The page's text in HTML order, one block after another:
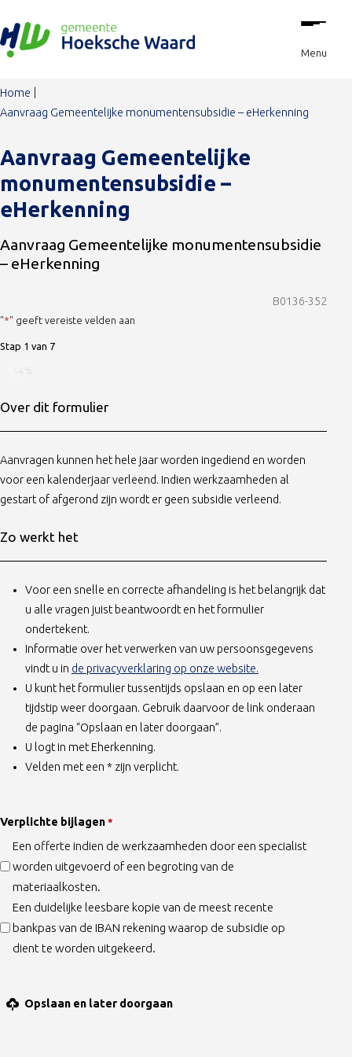
Menu
Home
Aanvraag Gemeentelijke monumentensubsidie – eHerkenning
Aanvraag Gemeentelijke
monumentensubsidie –
eHerkenning
Aanvraag Gemeentelijke monumentensubsidie
– eHerkenning
B0136-352
"*" geeft vereiste velden aan
Stap 1 van 7
14%
Over dit formulier
Aanvragen kunnen het hele jaar worden ingediend en worden
voor een kalenderjaar verleend. Indien werkzaamheden al
gestart of afgerond zijn wordt er geen subsidie verleend.
Zo werkt het
Voor een snelle en correcte afhandeling is het belangrijk dat
u alle vragen juist beantwoordt en het formulier
ondertekent.
Informatie over het verwerken van uw persoonsgegevens
vindt u in de privacyverklaring op onze website.
U kunt het formulier tussentijds opslaan en op een later
tijdstip weer doorgaan. Gebruik daarvoor de link onderaan
de pagina “Opslaan en later doorgaan”.
U logt in met Eherkenning.
Velden met een * zijn verplicht.
Verplichte bijlagen *
Een offerte indien de werkzaamheden door een specialist
worden uitgevoerd of een begroting van de
materiaalkosten.
Een duidelijke leesbare kopie van de meest recente
bankpas van de IBAN rekening waarop de subsidie op
dient te worden uitgekeerd.
Opslaan en later doorgaan
1
van